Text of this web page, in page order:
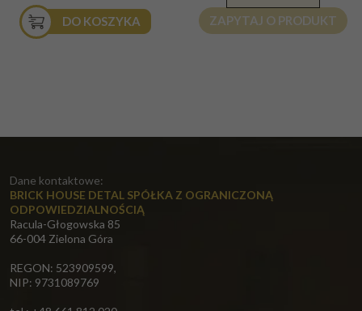
DO KOSZYKA ZAPYTAJ O PRODUKT
Dane kontaktowe:
BRICK HOUSE DETAL SPÓŁKA Z OGRANICZONĄ
ODPOWIEDZIALNOŚCIĄ
Racula-Głogowska 85
66-004 Zielona Góra
REGON: 523909599,
NIP: 9731089769